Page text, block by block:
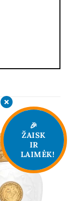
24h
🎉
ŽAISK
IR
LAIMĖK!